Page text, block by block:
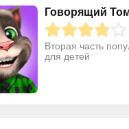
Говорящий
Вторая часть
для детей